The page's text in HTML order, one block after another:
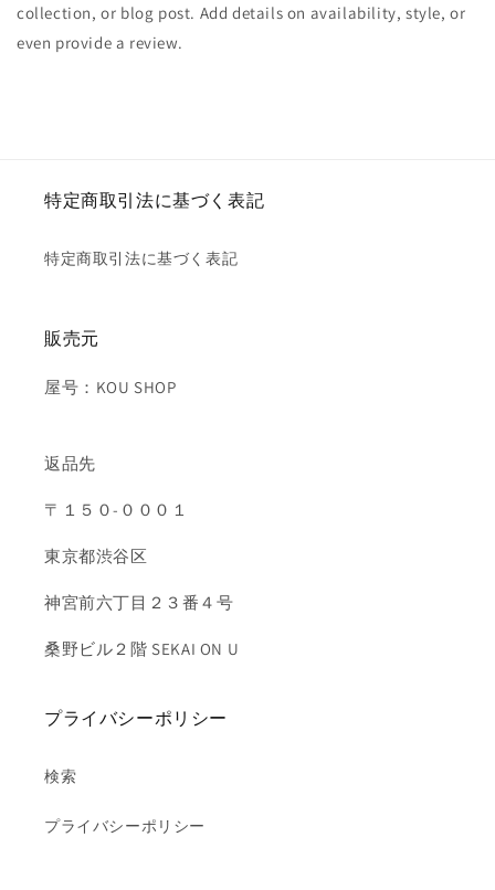
collection, or blog post. Add details on availability, style, or
even provide a review.
特定商取引法に基づく表記
特定商取引法に基づく表記
販売元
屋号：KOU SHOP
返品先
〒１５０-０００１
東京都渋谷区
神宮前六丁目２３番４号
桑野ビル２階 SEKAI ON U
プライバシーポリシー
検索
プライバシーポリシー